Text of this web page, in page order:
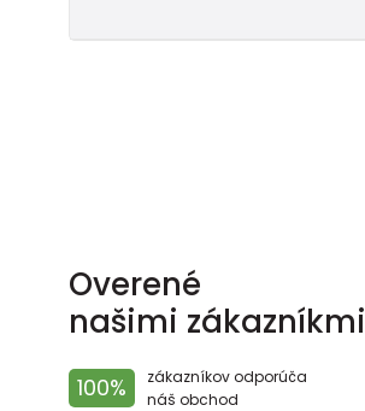
Overené
našimi zákazníkmi
100%
zákazníkov odporúča
náš obchod